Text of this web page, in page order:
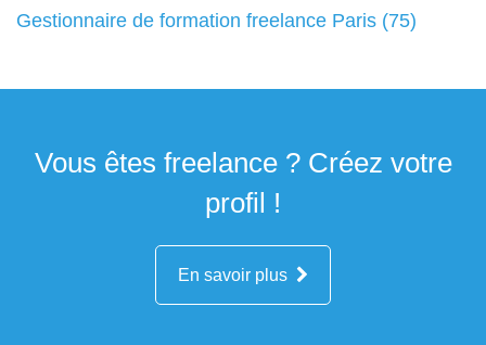
Gestionnaire de formation freelance Paris (75)
Vous êtes freelance ? Créez votre
profil !
En savoir plus